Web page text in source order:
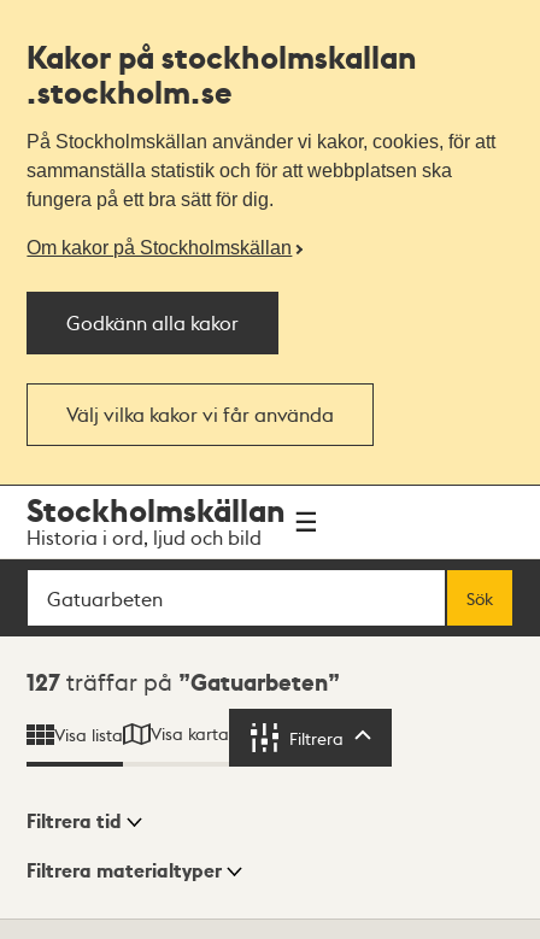
Kakor på stockholmskallan
.stockholm.se
På Stockholmskällan använder vi kakor, cookies, för att
sammanställa statistik och för att webbplatsen ska
fungera på ett bra sätt för dig.
Om kakor på Stockholmskällan
Godkänn alla kakor
Välj vilka kakor vi får använda
navigationen
huvudinnehållet
Stockholmskällan
Historia i ord, ljud och bild
Sök
Sök
Sökresultat
127 träffar på Gatuarbeten
Visa lista Visa karta Filtrera
Visningsläge
Filtrera tid
Filtrera materialtyper